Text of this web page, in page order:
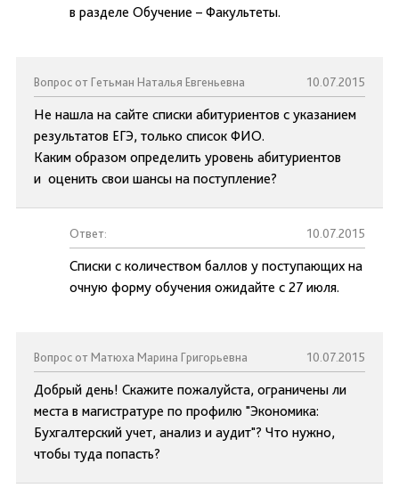
в разделе Обучение – Факультеты.
Вопрос от Гетьман Наталья Евгеньевна 10.07.2015
Не нашла на сайте списки абитуриентов с указанием
результатов ЕГЭ, только список ФИО.
Каким образом определить уровень абитуриентов
и оценить свои шансы на поступление?
Ответ: 10.07.2015
Списки с количеством баллов у поступающих на
очную форму обучения ожидайте с 27 июля.
Вопрос от Матюха Марина Григорьевна 10.07.2015
Добрый день! Скажите пожалуйста, ограничены ли
места в магистратуре по профилю "Экономика:
Бухгалтерский учет, анализ и аудит"? Что нужно,
чтобы туда попасть?